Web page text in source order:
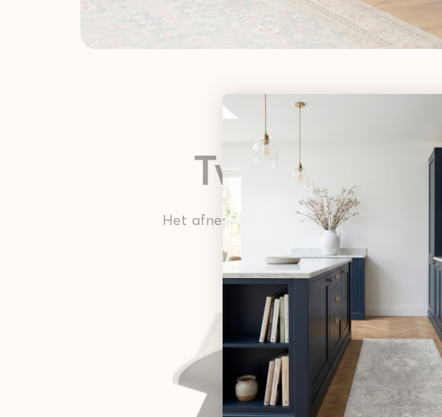
Twee delen
Het afneembare design kleed gaat zo
ziet je Teppana vloerkleed